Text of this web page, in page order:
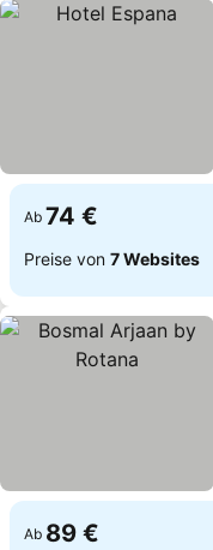
Ab 74 €
Preise von 7 Websites
Ab 89 €